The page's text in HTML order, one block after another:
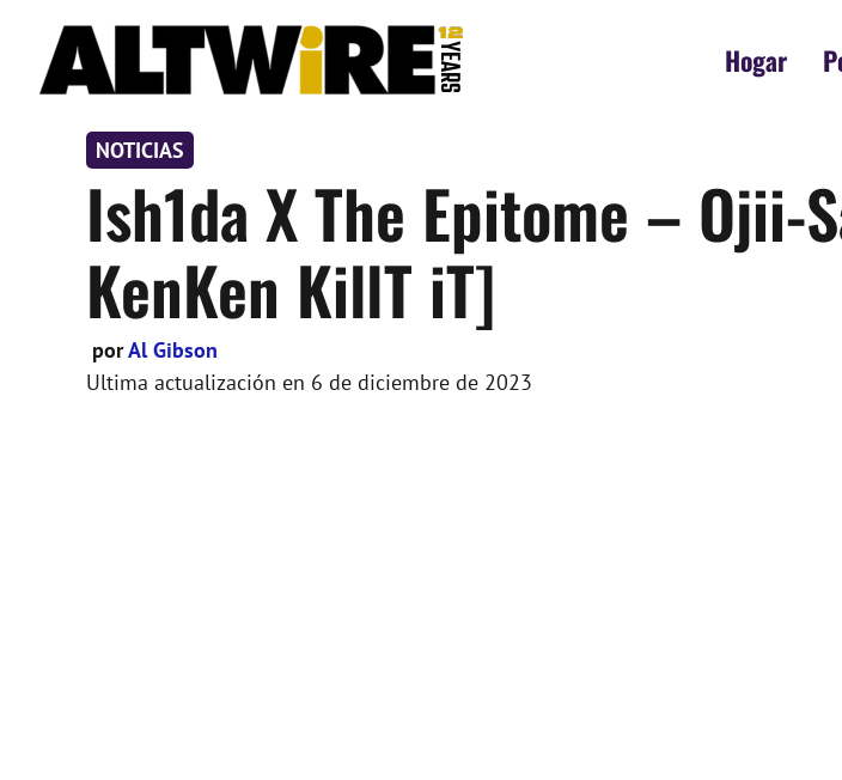
contenido
Hogar
NOTICIAS
Ish1da X The Epitome – Ojii-
KenKen KillT iT]
porAl Gibson
Ultima actualización en 6 de diciembre de 2023